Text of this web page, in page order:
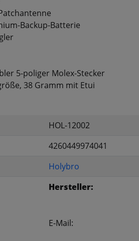
Backup-Batterie
5-poliger Molex-Stecker
38 Gramm mit Etui
HOL-12002
4260449974041
Holybro
Hersteller:
E-Mail: